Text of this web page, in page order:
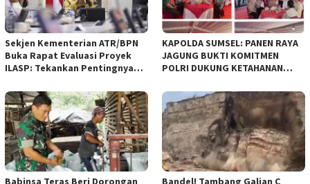
Sekjen Kementerian ATR/BPN
Buka Rapat Evaluasi Proyek
ILASP: Tekankan Pentingnya
Anggaran
KAPOLDA SUMSEL: PANEN RAYA
JAGUNG BUKTI KOMITMEN
POLRI DUKUNG KETAHANAN
Babinsa Teras Beri Dorongan
Bandel! Tambang Galian C